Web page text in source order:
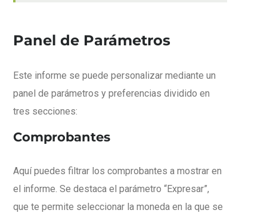
Panel de Parámetros
Este informe se puede personalizar mediante un
panel de parámetros y preferencias dividido en
tres secciones:
Comprobantes
Aquí puedes filtrar los comprobantes a mostrar en
el informe. Se destaca el parámetro “Expresar”,
que te permite seleccionar la moneda en la que se